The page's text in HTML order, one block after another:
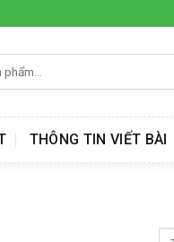
THÔNG TIN VIẾT BÀI